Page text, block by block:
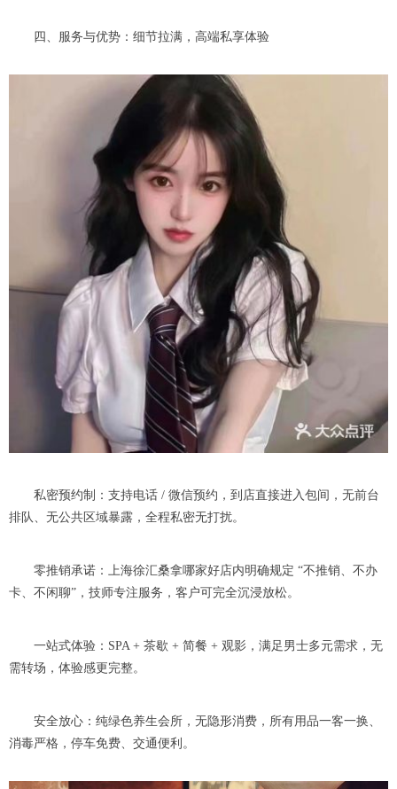
四、服务与优势：细节拉满，高端私享体验
私密预约制：支持电话 / 微信预约，到店直接进入包间，无前台
排队、无公共区域暴露，全程私密无打扰。
零推销承诺：上海徐汇桑拿哪家好店内明确规定 “不推销、不办
卡、不闲聊”，技师专注服务，客户可完全沉浸放松。
一站式体验：SPA + 茶歇 + 简餐 + 观影，满足男士多元需求，无
需转场，体验感更完整。
安全放心：纯绿色养生会所，无隐形消费，所有用品一客一换、
消毒严格，停车免费、交通便利。